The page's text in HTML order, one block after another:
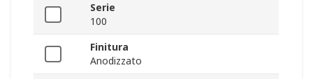
Serie
100
Finitura
Anodizzato